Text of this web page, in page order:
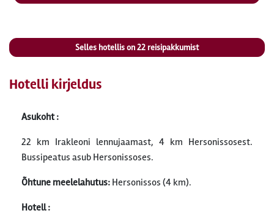
Selles hotellis on22 reisipakkumist
Hotelli kirjeldus
Asukoht :
22 km Irakleoni lennujaamast, 4 km Hersonissosest.
Bussipeatus asub Hersonissoses.
Õhtune meelelahutus: Hersonissos (4 km).
Hotell :